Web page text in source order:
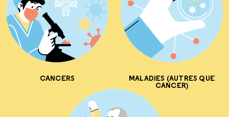
CANCERS MALADIES (AUTRES QUE
CANCER)